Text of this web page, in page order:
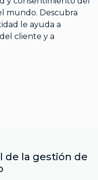
mundo. Descubra
le ayuda a
cliente y a
de la gestión de